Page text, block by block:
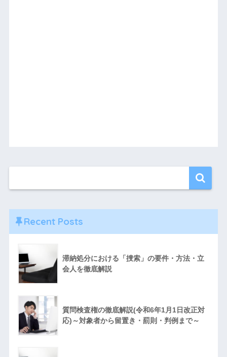
Recent Posts
滞納処分における「捜索」の要件・方法・立
会人を徹底解説
質問検査権の徹底解説(令和6年1月1日改正対
応)～対象者から留置き・罰則・判例まで～